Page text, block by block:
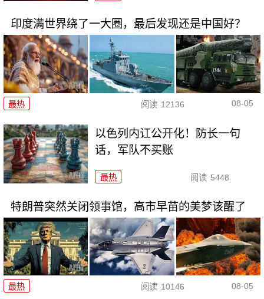
印度满世界绕了一大圈，最后发现还是中国好？
最热 阅读 12136 08-05
以色列内讧公开化！防长一句
话，军队不买账
最热 阅读 5448
特朗普突然关闭领事馆，高市早苗的美梦该醒了
最热 阅读 10146 08-05